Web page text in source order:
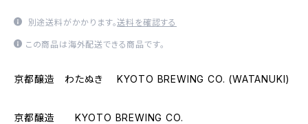
別途送料がかかります。送料を確認する
この商品は海外配送できる商品です。
京都醸造 わたぬき KYOTO BREWING CO. (WATANUKI)
京都醸造 KYOTO BREWING CO.